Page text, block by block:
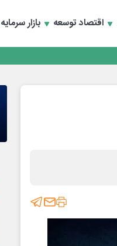
اقتصاد توسعه بازار سرمایه